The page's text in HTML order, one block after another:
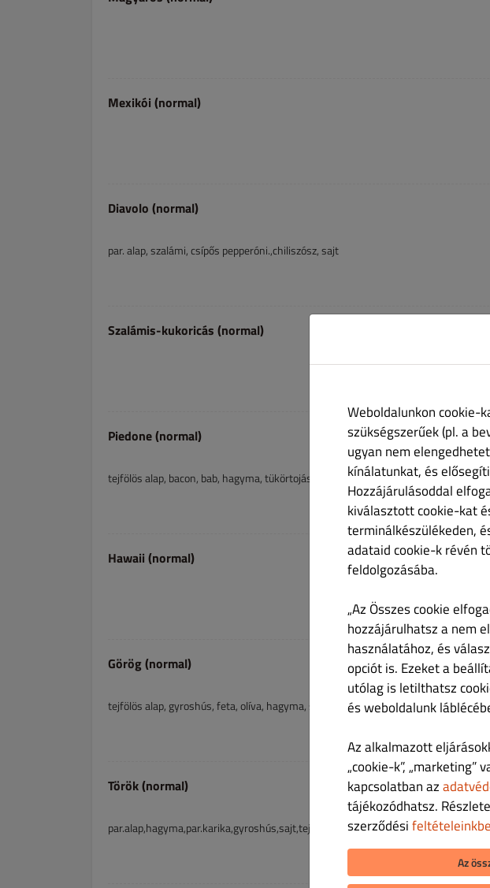
Mexikói (normal)
Diavolo (normal)
par. alap, szalámi, csípős pepperóni.,chiliszósz, sajt
Szalámis-kukoricás (normal)
Piedone (normal)
tejfölös alap, bacon, bab, hagyma, tükörtojás, sajt
Hawaii (normal)
Görög (normal)
tejfölös alap, gyroshús, feta, olíva, hagyma, sajt
Török (normal)
par.alap,hagyma,par.karika,gyroshús,sajt,tejföl,török csípős darált paprika
Weboldalunkon cookie-
szükségszerűek (pl. a
ugyan nem
kínálatunkat, és
Hozzájárulásoddal
kiválasztott cookie-kat
terminálkészülékeden,
adataid cookie-k révén
feldolgozásába.
„Az Összes cookie
hozzájárulhatsz a nem
használatához, és
opciót is. Ezeket a
utólag is letilthatsz
és weboldalunk
Az alkalmazott
„cookie-k”, „marketing”
kapcsolatban az
tájékozódhatsz.
szerződési
Az